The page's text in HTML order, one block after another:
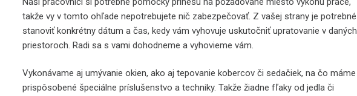
takže vy v tomto ohľade nepotrebujete nič zabezpečovať. Z vašej strany je potrebné
stanoviť konkrétny dátum a čas, kedy vám vyhovuje uskutočniť upratovanie v daných
priestoroch. Radi sa s vami dohodneme a vyhovieme vám.
Vykonávame aj umývanie okien, ako aj tepovanie kobercov či sedačiek, na čo máme
prispôsobené špeciálne príslušenstvo a techniky. Takže žiadne fľaky od jedla či